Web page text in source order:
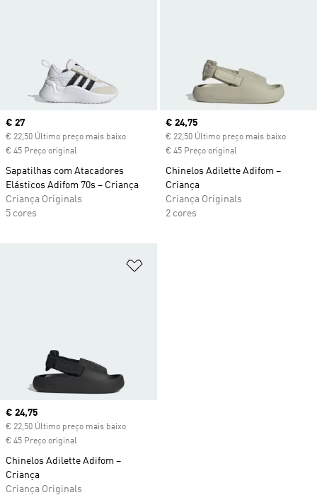
Current price
€ 27
€ 22,50 Último preço mais baixo
€ 45 Preço original
Sapatilhas com Atacadores
Elásticos Adifom 70s – Criança
Criança Originals
5 cores
Current price
€ 24,75
€ 22,50 Último preço mais baixo
€ 45 Preço original
Chinelos Adilette Adifom –
Criança
Criança Originals
2 cores
Current price
€ 24,75
€ 22,50 Último preço mais baixo
€ 45 Preço original
Chinelos Adilette Adifom –
Criança
Criança Originals